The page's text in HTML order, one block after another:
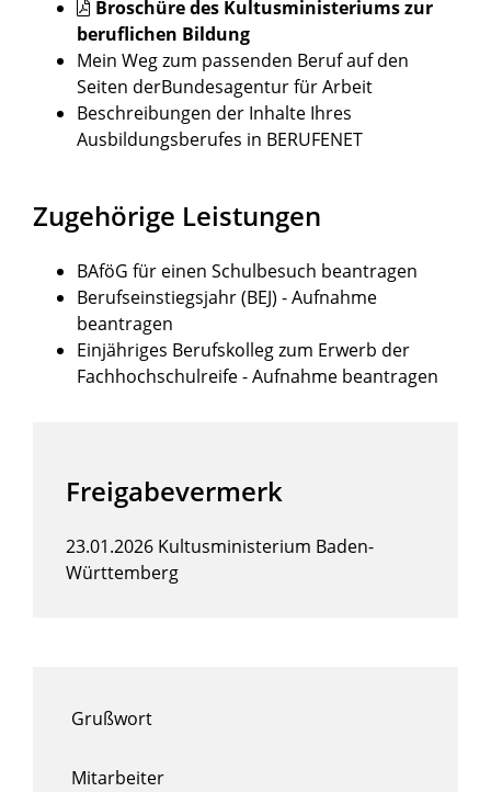
Broschüre des Kultusministeriums zur
beruflichen Bildung
Mein Weg zum passenden Beruf auf den
Seiten derBundesagentur für Arbeit
Beschreibungen der Inhalte Ihres
Ausbildungsberufes in BERUFENET
Zugehörige Leistungen
BAföG für einen Schulbesuch beantragen
Berufseinstiegsjahr (BEJ) - Aufnahme
beantragen
Einjähriges Berufskolleg zum Erwerb der
Fachhochschulreife - Aufnahme beantragen
Freigabevermerk
23.01.2026 Kultusministerium Baden-
Württemberg
Grußwort
Mitarbeiter